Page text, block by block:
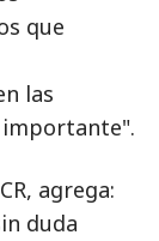
que
las
importante".
agrega:
duda